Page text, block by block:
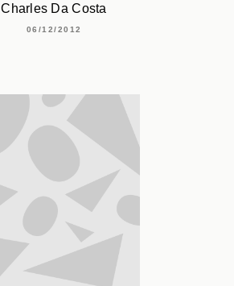
Charles Da Costa
06/12/2012